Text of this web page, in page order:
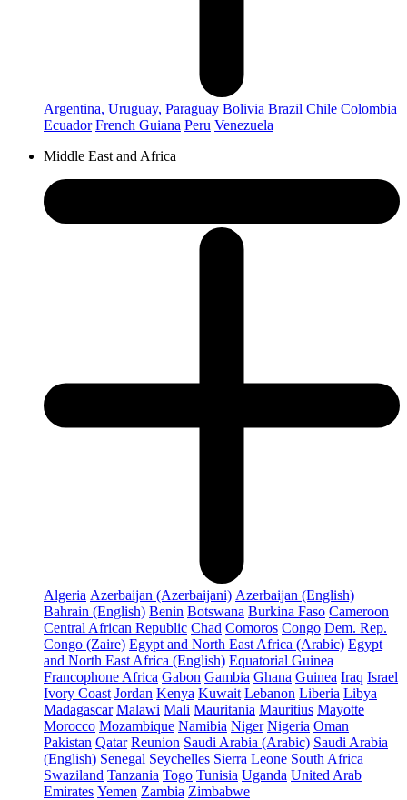
Argentina, Uruguay, Paraguay Bolivia Brazil Chile Colombia
Ecuador French Guiana Peru Venezuela
Middle East and Africa
Algeria Azerbaijan (Azerbaijani) Azerbaijan (English)
Bahrain (English) Benin Botswana Burkina Faso Cameroon
Central African Republic Chad Comoros Congo Dem. Rep.
Congo (Zaire) Egypt and North East Africa (Arabic) Egypt
and North East Africa (English) Equatorial Guinea
Francophone Africa Gabon Gambia Ghana Guinea Iraq Israel
Ivory Coast Jordan Kenya Kuwait Lebanon Liberia Libya
Madagascar Malawi Mali Mauritania Mauritius Mayotte
Morocco Mozambique Namibia Niger Nigeria Oman
Pakistan Qatar Reunion Saudi Arabia (Arabic) Saudi Arabia
(English) Senegal Seychelles Sierra Leone South Africa
Swaziland Tanzania Togo Tunisia Uganda United Arab
Emirates Yemen Zambia Zimbabwe